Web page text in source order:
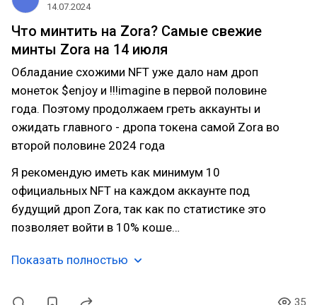
14.07.2024
Что минтить на Zora? Самые свежие
минты Zora на 14 июля
Обладание схожими NFT уже дало нам дроп
монеток $enjoy и !!!imagine в первой половине
года. Поэтому продолжаем греть аккаунты и
ожидать главного - дропа токена самой Zora во
второй половине 2024 года
Я рекомендую иметь как минимум 10
официальных NFT на каждом аккаунте под
будущий дроп Zora, так как по статистике это
позволяет войти в 10% коше…
Показать полностью
35